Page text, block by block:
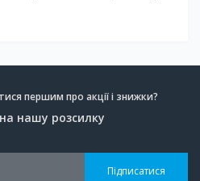
першим про акції і знижки?
нашу розсилку
Підписатися